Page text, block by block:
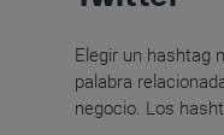
Elegir un hashtag
palabra
negocio. Los